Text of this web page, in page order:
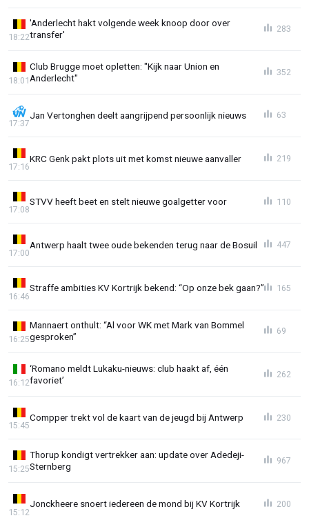
'Anderlecht hakt volgende week knoop door over
transfer'
18:22
283
Club Brugge moet opletten: "Kijk naar Union en
Anderlecht"
18:01
352
Jan Vertonghen deelt aangrijpend persoonlijk nieuws
17:37
63
KRC Genk pakt plots uit met komst nieuwe aanvaller
17:16
219
STVV heeft beet en stelt nieuwe goalgetter voor
17:08
110
Antwerp haalt twee oude bekenden terug naar de Bosuil
17:00
447
Straffe ambities KV Kortrijk bekend: “Op onze bek gaan?”
16:46
165
Mannaert onthult: “Al voor WK met Mark van Bommel
gesproken”
16:25
69
‘Romano meldt Lukaku-nieuws: club haakt af, één
favoriet’
16:12
262
Compper trekt vol de kaart van de jeugd bij Antwerp
15:45
230
Thorup kondigt vertrekker aan: update over Adedeji-
Sternberg
15:25
967
Jonckheere snoert iedereen de mond bij KV Kortrijk
15:12
200